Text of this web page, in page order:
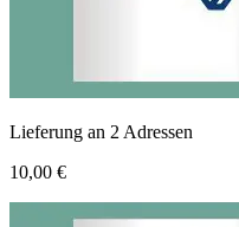
Lieferung an 2 Adressen
10,00 €